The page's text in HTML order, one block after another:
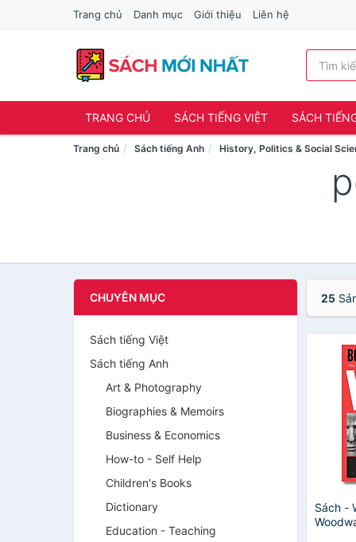
Trang chủ Danh mục Giới thiệu Liên hệ
TRANG CHỦ SÁCH TIẾNG VIỆT SÁCH
Trang chủ Sách tiếng Anh History, Politics & Social
CHUYÊN MỤC
Sách tiếng Việt
Sách tiếng Anh
Art & Photography
Biographies & Memoirs
Business & Economics
How-to - Self Help
Children's Books
Dictionary
Education - Teaching
25
Sách -